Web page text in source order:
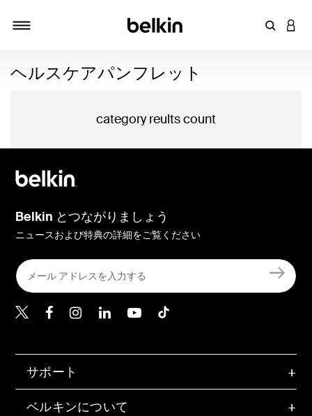
キーワアカ
ヘルスケアパンフレット
category reults count
サポート
ベルキンについて
Belkin とつながりましょう
ニュースおよび特典の詳細をご覧ください
Belkin Twitter
Belkin Facebook
Belkin Instagram
Belkin LinkedIn
Belkin Youtube
Belkin TikTok